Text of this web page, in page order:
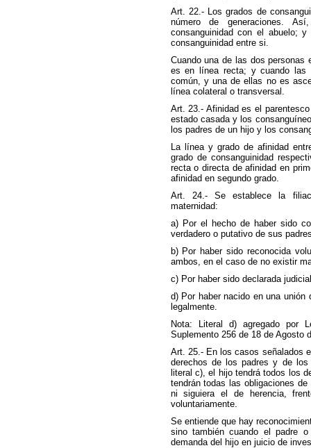
Art. 22.- Los grados de
número de generaciones.
consanguinidad con el abuelo;
consanguinidad entre si.
Cuando una de las dos personas
es en línea recta; y cuando las
común, y una de ellas no es
línea colateral o transversal.
Art. 23.- Afinidad es el
estado casada y los
los padres de un hijo y los
La línea y grado de afinidad
grado de consanguinidad
recta o directa de afinidad en
afinidad en segundo grado.
Art. 24.- Se establece la
maternidad:
a) Por el hecho de haber sido
verdadero o putativo de sus
b) Por haber sido reconocida
ambos, en el caso de no existir
c) Por haber sido declarada
d) Por haber nacido en una
legalmente.
Nota: Literal d) agregado por
Suplemento 256 de 18 de Agosto
Art. 25.- En los casos señalados
derechos de los padres y de
literal c), el hijo tendrá todos los
tendrán todas las obligaciones
ni siguiera el de herencia,
voluntariamente.
Se entiende que hay
sino también cuando el padre
demanda del hijo en juicio de